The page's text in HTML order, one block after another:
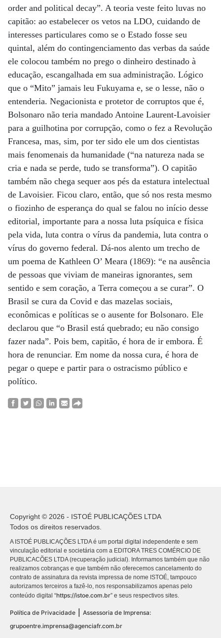
order and political decay”. A teoria veste feito luvas no
capitão: ao estabelecer os vetos na LDO, cuidando de
interesses particulares como se o Estado fosse seu
quintal, além do contingenciamento das verbas da saúde
ele colocou também no prego o dinheiro destinado à
educação, escangalhada em sua administração. Lógico
que o “Mito” jamais leu Fukuyama e, se o lesse, não o
entenderia. Negacionista e protetor de corruptos que é,
Bolsonaro não teria mandado Antoine Laurent-Lavoisier
para a guilhotina por corrupção, como o fez a Revolução
Francesa, mas, sim, por ter sido ele um dos cientistas
mais fenomenais da humanidade (“na natureza nada se
cria e nada se perde, tudo se transforma”). O capitão
também não chega sequer aos pés da estatura intelectual
de Lavoisier. Ficou claro, então, que só nos resta mesmo
o fiozinho de esperança do qual se falou no início desse
editorial, importante para a nossa luta psíquica e física
pela vida, luta contra o vírus da pandemia, luta contra o
vírus do governo federal. Dá-nos alento um trecho de
um poema de Kathleen O’ Meara (1869): “e na ausência
de pessoas que viviam de maneiras ignorantes, sem
sentido e sem coração, a Terra começou a se curar”. O
Brasil se cura da Covid e das mazelas sociais,
econômicas e políticas se o ausente for Bolsonaro. Ele
declarou que “o Brasil está quebrado; eu não consigo
fazer nada”. Pois bem, capitão, é hora de ir embora. É
hora de renunciar. Em nome da nossa cura, é hora de
pegar o quepe e partir para o ostracismo público e
político.
Copyright © 2026 - ISTOÉ PUBLICAÇÕES LTDA
Todos os direitos reservados.
A ISTOÉ PUBLICAÇÕES LTDA é um portal digital independente e sem
vinculação editorial e societária com a EDITORA TRES COMÉRCIO DE
PUBLICACÕES LTDA (recuperação judicial). Informamos também que não
realizamos cobranças e que também não oferecemos cancelamento do
contrato de assinatura da revista impressa de nome ISTOÉ, tampouco
autorizamos terceiros a fazê-lo, nos responsabilizamos apenas pelo
conteúdo digital “https://istoe.com.br” e seus respectivos sites.
Política de Privacidade
Assessoria de Imprensa:
grupoentre.imprensa@agenciafr.com.br